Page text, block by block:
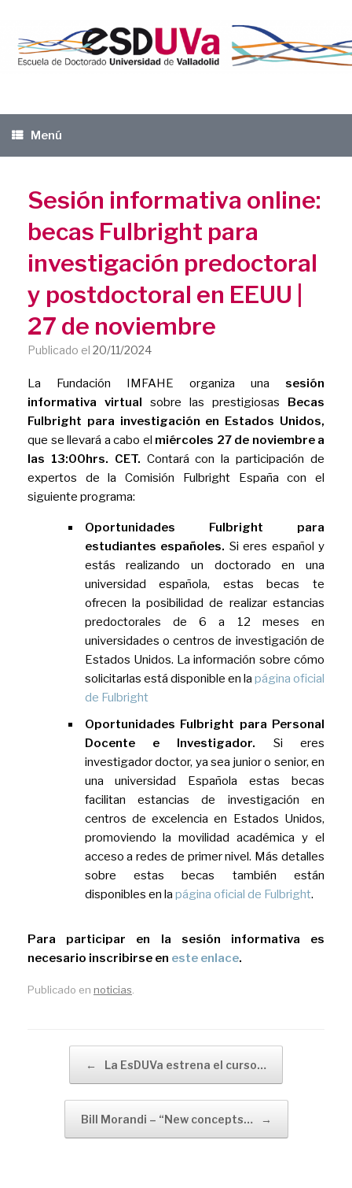
contenido
Menú
Sesión informativa online:
becas Fulbright para
investigación predoctoral
y postdoctoral en EEUU |
27 de noviembre
Publicado el 20/11/2024
La Fundación IMFAHE organiza una sesión
informativa virtual sobre las prestigiosas Becas
Fulbright para investigación en Estados Unidos,
que se llevará a cabo el miércoles 27 de noviembre a
las 13:00hrs. CET. Contará con la participación de
expertos de la Comisión Fulbright España con el
siguiente programa:
Oportunidades Fulbright para
estudiantes españoles. Si eres español y
estás realizando un doctorado en una
universidad española, estas becas te
ofrecen la posibilidad de realizar estancias
predoctorales de 6 a 12 meses en
universidades o centros de investigación de
Estados Unidos. La información sobre cómo
solicitarlas está disponible en la página oficial
de Fulbright
Oportunidades Fulbright para Personal
Docente e Investigador. Si eres
investigador doctor, ya sea junior o senior, en
una universidad Española estas becas
facilitan estancias de investigación en
centros de excelencia en Estados Unidos,
promoviendo la movilidad académica y el
acceso a redes de primer nivel. Más detalles
sobre estas becas también están
disponibles en la página oficial de Fulbright.
Para participar en la sesión informativa es
necesario inscribirse en este enlace.
Publicado en noticias.
← La EsDUVa estrena el curso…
Bill Morandi – “New concepts… →